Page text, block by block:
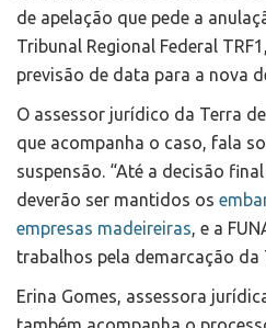
de apelação que pede a
Tribunal Regional Federal
previsão de data para a nova
O assessor jurídico da Terra
que acompanha o caso, fala
suspensão. “Até a decisão
deverão ser mantidos os
empresas madeireiras, e a
trabalhos pela demarcação da
Erina Gomes, assessora